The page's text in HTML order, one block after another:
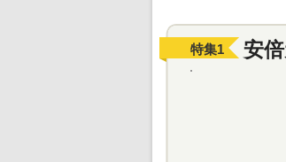
特集1 安